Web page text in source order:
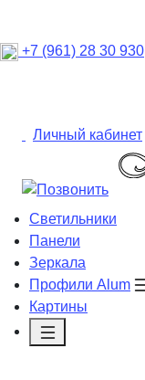
+7 (961) 28 30 930
Личный кабинет
Светильники
Панели
Зеркала
Профили Alum
Картины